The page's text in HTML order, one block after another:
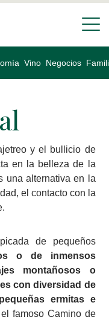
Vino Negocios
y el bullicio de
en la belleza de la
una alternativa en la
el contacto con la
de pequeños
o de inmensos
montañosos o
con diversidad de
ermitas e
famoso Camino de